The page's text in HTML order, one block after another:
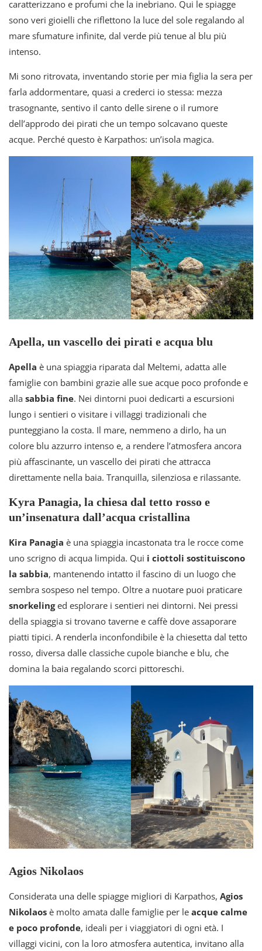
caratterizzano e profumi che la inebriano. Qui le spiagge
sono veri gioielli che riflettono la luce del sole regalando al
mare sfumature infinite, dal verde più tenue al blu più
intenso.
Mi sono ritrovata, inventando storie per mia figlia la sera per
farla addormentare, quasi a crederci io stessa: mezza
trasognante, sentivo il canto delle sirene o il rumore
dell’approdo dei pirati che un tempo solcavano queste
acque. Perché questo è Karpathos: un’isola magica.
Apella, un vascello dei pirati e acqua blu
Apella è una spiaggia riparata dal Meltemi, adatta alle
famiglie con bambini grazie alle sue acque poco profonde e
alla sabbia fine. Nei dintorni puoi dedicarti a escursioni
lungo i sentieri o visitare i villaggi tradizionali che
punteggiano la costa. Il mare, nemmeno a dirlo, ha un
colore blu azzurro intenso e, a rendere l’atmosfera ancora
più affascinante, un vascello dei pirati che attracca
direttamente nella baia. Tranquilla, silenziosa e rilassante.
Kyra Panagia, la chiesa dal tetto rosso e
un’insenatura dall’acqua cristallina
Kira Panagia è una spiaggia incastonata tra le rocce come
uno scrigno di acqua limpida. Qui i ciottoli sostituiscono
la sabbia, mantenendo intatto il fascino di un luogo che
sembra sospeso nel tempo. Oltre a nuotare puoi praticare
snorkelinged esplorare i sentieri nei dintorni. Nei pressi
della spiaggia si trovano taverne e caffè dove assaporare
piatti tipici. A renderla inconfondibile è la chiesetta dal tetto
rosso, diversa dalle classiche cupole bianche e blu, che
domina la baia regalando scorci pittoreschi.
Agios Nikolaos
Considerata una delle spiagge migliori di Karpathos, Agios
Nikolaos è molto amata dalle famiglie per le acque calme
e poco profonde, ideali per i viaggiatori di ogni età. I
villaggi vicini, con la loro atmosfera autentica, invitano alla